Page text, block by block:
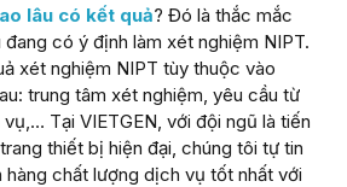
lâu có kết quả? Đó là thắc mắc
có ý định làm xét nghiệm NIPT.
xét nghiệm NIPT tùy thuộc vào
trung tâm xét nghiệm, yêu cầu từ
Tại VIETGEN, với đội ngũ là tiến
thiết bị hiện đại, chúng tôi tự tin
chất lượng dịch vụ tốt nhất với